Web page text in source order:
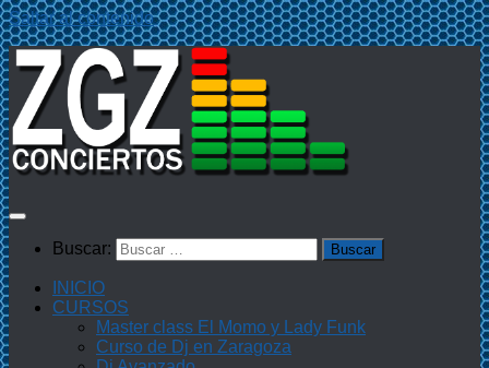
Saltar al contenido
Buscar:
INICIO
CURSOS
Master class El Momo y Lady Funk
Curso de Dj en Zaragoza